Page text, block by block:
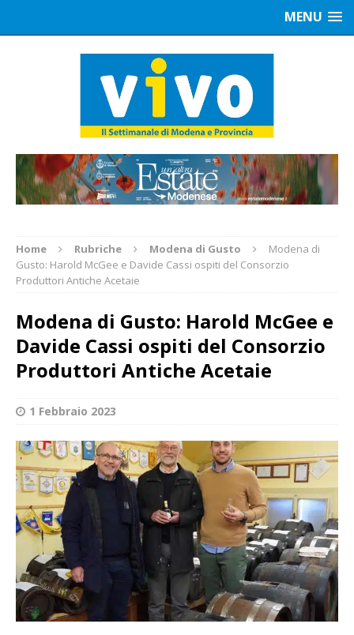
MENU
Home Rubriche Modena di Gusto
Modena di
Gusto: Harold McGee e Davide Cassi ospiti del Consorzio
Produttori Antiche Acetaie
Modena di Gusto: Harold McGee e
Davide Cassi ospiti del Consorzio
Produttori Antiche Acetaie
1 Febbraio 2023